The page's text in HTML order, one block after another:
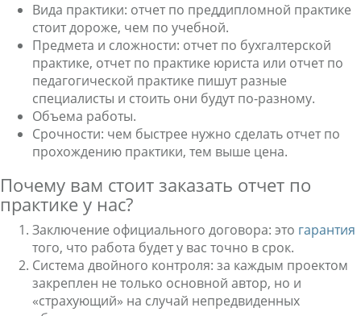
Вида практики: отчет по преддипломной практике
стоит дороже, чем по учебной.
Предмета и сложности: отчет по бухгалтерской
практике, отчет по практике юриста или отчет по
педагогической практике пишут разные
специалисты и стоить они будут по-разному.
Объема работы.
Срочности: чем быстрее нужно сделать отчет по
прохождению практики, тем выше цена.
Почему вам стоит заказать отчет по
практике у нас?
Заключение официального договора: это гарантия
того, что работа будет у вас точно в срок.
Система двойного контроля: за каждым проектом
закреплен не только основной автор, но и
«страхующий» на случай непредвиденных